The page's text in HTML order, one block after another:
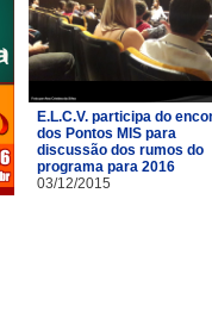
E.L.C.V. participa do
dos Pontos MIS para
discussão dos rumos do
programa para 2016
03/12/2015